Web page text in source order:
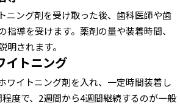
ニング剤を受け取った後、歯科医師や歯
指導を受けます。薬剤の量や装着時間、
明されます。
イトニング
ワイトニング剤を入れ、一定時間装着し
度で、2週間から4週間継続するのが一般